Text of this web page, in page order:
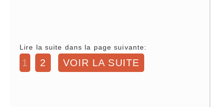
Lire la suite dans la page suivante:
1 2 VOIR LA SUITE